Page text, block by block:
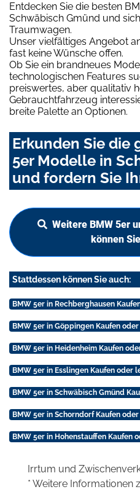
Entdecken Sie die besten
Schwäbisch Gmünd und
Traumwagen.
Unser vielfältiges Angebot
fast keine Wünsche offen.
Ob Sie ein brandneues
technologischen Features
preiswertes, aber qualitativ
Gebrauchtfahrzeug
breite Palette an Optionen.
Erkunden Sie die
5er Modelle in
und fordern Sie
Weitere BMW 5er
können
Stattdessen können Sie auch:
BMW 5er in Rechberghausen
BMW 5er in Göppingen Kaufen
BMW 5er in Heidenheim Kaufen
BMW 5er in Esslingen Kaufen oder
BMW 5er in Schwäbisch Gmünd
BMW 5er in Schorndorf Kaufen
BMW 5er in Hohenstauffen Kaufen
Irrtum und
* Weitere Informationen